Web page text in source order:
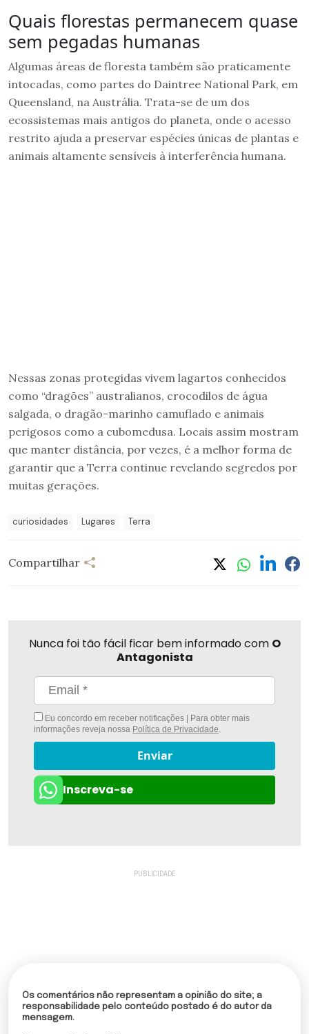
Quais florestas permanecem quase
sem pegadas humanas
Algumas áreas de floresta também são praticamente
intocadas, como partes do Daintree National Park, em
Queensland, na Austrália. Trata-se de um dos
ecossistemas mais antigos do planeta, onde o acesso
restrito ajuda a preservar espécies únicas de plantas e
animais altamente sensíveis à interferência humana.
Nessas zonas protegidas vivem lagartos conhecidos
como “dragões” australianos, crocodilos de água
salgada, o dragão-marinho camuflado e animais
perigosos como a cubomedusa. Locais assim mostram
que manter distância, por vezes, é a melhor forma de
garantir que a Terra continue revelando segredos por
muitas gerações.
curiosidades Lugares Terra
Compartilhar
Nunca foi tão fácil ficar bem informado com O
Antagonista
Eu concordo em receber notificações | Para obter mais
informações reveja nossa Política de Privacidade
Enviar
Inscreva-se
Os comentários não representam a opinião do site; a
responsabilidade pelo conteúdo postado é do autor da
mensagem.